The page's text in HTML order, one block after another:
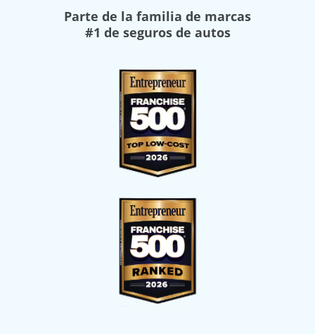
Parte de la familia de marcas
#1 de seguros de autos